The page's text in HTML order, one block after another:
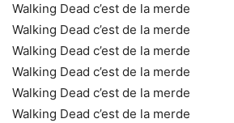
Walking Dead c’est de la merde
Walking Dead c’est de la merde
Walking Dead c’est de la merde
Walking Dead c’est de la merde
Walking Dead c’est de la merde
Walking Dead c’est de la merde